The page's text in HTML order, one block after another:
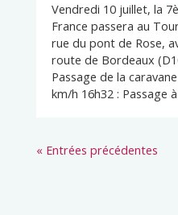
Vendredi 10 juillet, la
France passera au
rue du pont de Rose,
route de Bordeaux
Passage de la
km/h 16h32 : Passage
« Entrées précédentes